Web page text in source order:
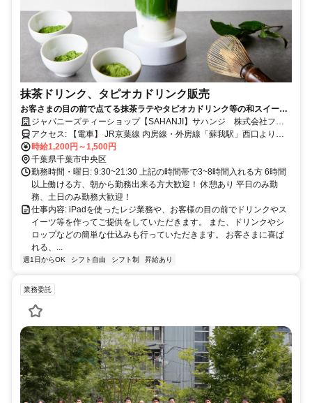
抹茶ドリンク、タピオカドリンク販売
お客さまの目の前で点てる抹茶ラテやタピオカドリンク等の和スイーツ
のお店です。
ジャパニーズティーショップ【SAHANJI】サハンジ 株式会社フィ
ットイット
アクセス: 【電車】 JR京葉線 内房線・外房線「蘇我駅」西口より徒
歩約15分 （ハーバーシティ蘇我無料巡回バス運行） 【バス】 ハーバ
ーシティ蘇我 無料巡回バス 蘇我駅西口よりアリオ蘇我まで約10分
時給1,200円～1,500円
千葉県千葉市中央区
勤務時間・曜日: 9:30~21:30 上記の時間帯で3~8時間入れる方 6時間
以上働ける方、朝から勤務出来る方大歓迎！ 休憩あり 平日のみ勤
務、土日のみ勤務大歓迎！
仕事内容: iPadを使ったレジ業務や、お客様の目の前でドリンクやス
イーツ等を作ってご提供をしていただきます。 また、ドリンクやシ
ロップなどの簡単な仕込みも行っていただきます。 お客さまに喜ば
れる、...
週1日からOK シフト自由 シフト制 昇給あり
業務委託